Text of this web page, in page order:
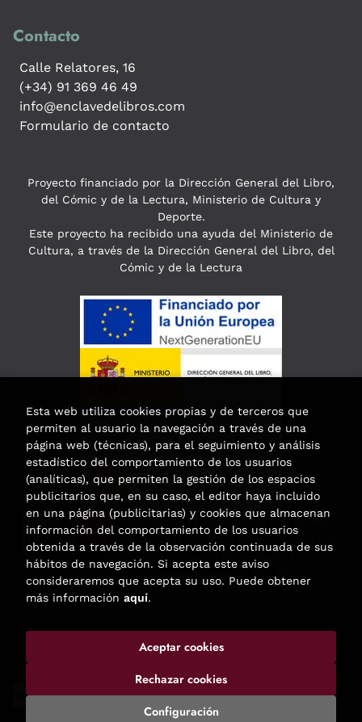
Contacto
Calle Relatores, 16
(+34) 91 369 46 49
info@enclavedelibros.com
Formulario de contacto
Proyecto financiado por la Dirección General del Libro,
del Cómic y de la Lectura, Ministerio de Cultura y
Deporte.
Este proyecto ha recibido una ayuda del Ministerio de
Cultura, a través de la Dirección General del Libro, del
Cómic y de la Lectura
Esta actividad ha recibido una ayuda
para la modernización de las librerías de
la Comunidad de Madrid
correspondiente al año 2025.
. Todos los Derechos Reservados |
Esta web utiliza cookies propias y de terceros que
permiten al usuario la navegación a través de una
página web (técnicas), para el seguimiento y análisis
estadístico del comportamiento de los usuarios
(analíticas), que permiten la gestión de los espacios
publicitarios que, en su caso, el editor haya incluido
en una página (publicitarias) y cookies que almacenan
información del comportamiento de los usuarios
obtenida a través de la observación continuada de sus
hábitos de navegación. Si acepta este aviso
consideraremos que acepta su uso. Puede obtener
más información aquí.
Configuración
Rechazar cookies
Aceptar cookies